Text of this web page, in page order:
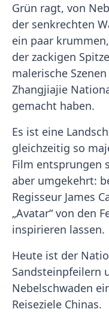
Grün ragt, von
der senkrechten
ein paar
der zackigen
malerische
Zhangjiajie
gemacht haben.
Es ist eine
gleichzeitig so
Film entsprungen
aber umgekehrt:
Regisseur James
„Avatar“ von den
inspirieren lassen.
Heute ist der
Sandsteinpfeilern
Nebelschwaden
Reiseziele Chinas.